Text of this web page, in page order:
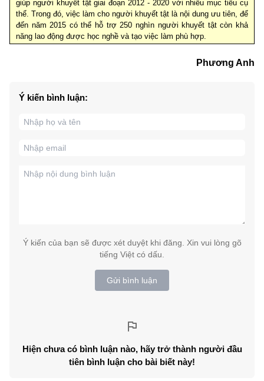
giúp người khuyết tật giai đoạn 2012 - 2020 với nhiều mục tiêu cụ
thể. Trong đó, việc làm cho người khuyết tật là nội dung ưu tiên, để
đến năm 2015 có thể hỗ trợ 250 nghìn người khuyết tật còn khả
năng lao động được học nghề và tạo việc làm phù hợp.
Phương Anh
Ý kiến bình luận:
Ý kiến của bạn sẽ được xét duyệt khi đăng. Xin vui lòng gõ
tiếng Việt có dấu.
Gửi bình luận
Hiện chưa có bình luận nào, hãy trở thành người đầu
tiên bình luận cho bài biết này!